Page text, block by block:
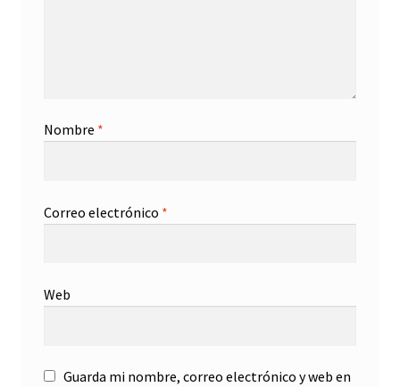
Nombre *
Correo electrónico *
Web
Guarda mi nombre, correo electrónico y web en